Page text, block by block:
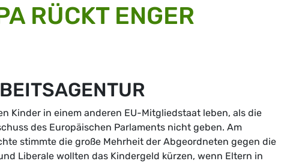
RÜCKT ENGER
Kinder in einem anderen EU-Mitgliedstaat leben, als die
des Europäischen Parlaments nicht geben. Am
stimmte die große Mehrheit der Abgeordneten gegen die
Liberale wollten das Kindergeld kürzen, wenn Eltern in